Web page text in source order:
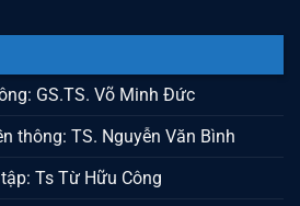
GS.TS. Võ Minh Đức
thông: TS. Nguyễn Văn Bình
Ts Từ Hữu Công